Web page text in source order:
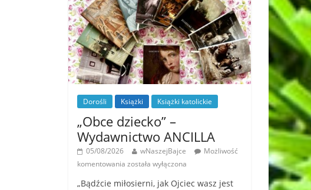
Dorośli Książki Książki katolickie
„Obce dziecko” –
Wydawnictwo ANCILLA
05/08/2026 wNaszejBajce
Możliwość
komentowania została wyłączona
„Bądźcie miłosierni, jak Ojciec wasz jest